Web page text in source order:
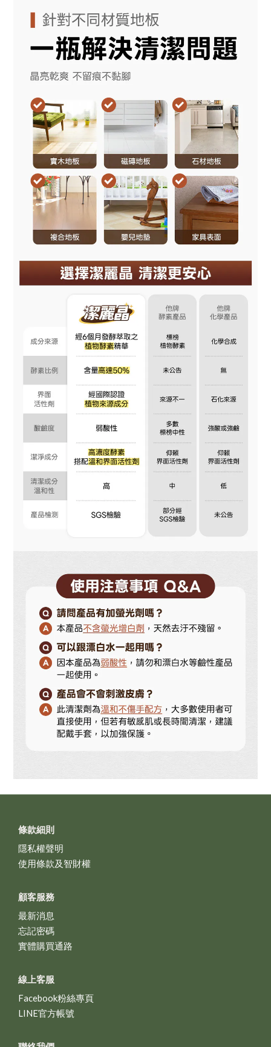
條款細則
隱私權聲明
使用條款及智財權
顧客服務
最新消息
忘記密碼
實體購買通路
線上客服
Facebook粉絲專頁
LINE官方帳號